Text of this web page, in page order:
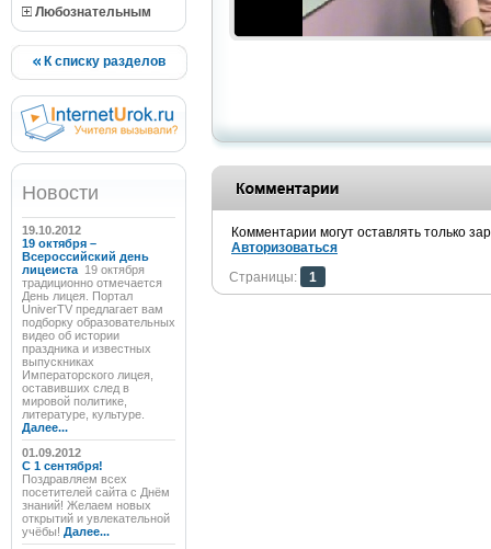
Любознательным
К списку разделов
Новости
19.10.2012
19 октября –
Всероссийский день
лицеиста 19 октября
традиционно отмечается
День лицея. Портал
UniverTV предлагает вам
подборку образовательных
видео об истории
праздника и известных
выпускниках
Императорского лицея,
оставивших след в
мировой политике,
литературе, культуре.
Далее...
01.09.2012
C 1 сентября!
Поздравляем всех
посетителей сайта с Днём
знаний! Желаем новых
открытий и увлекательной
учёбы! Далее...
Комментарии могут оставлять только
Авторизоваться
Страницы:
1